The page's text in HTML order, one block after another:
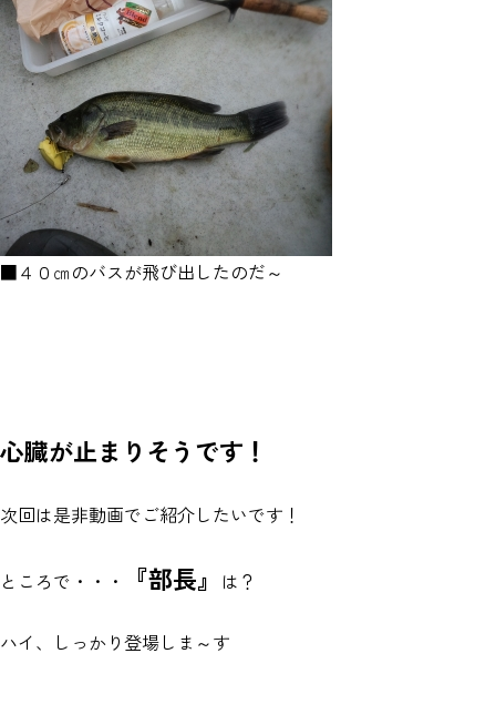
■４０㎝のバスが飛び出したのだ～
心臓が止まりそうです！
次回は是非動画でご紹介したいです！
ところで・・・ 『部長』 は？
ハイ、しっかり登場しま～す